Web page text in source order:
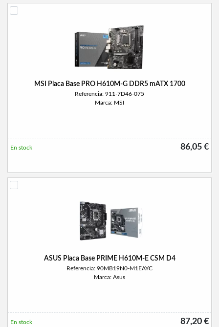
MSI Placa Base PRO H610M-G DDR5 mATX 1700
Referencia: 911-7D46-075
Marca: MSI
86,05 €
En stock
ASUS Placa Base PRIME H610M-E CSM D4
Referencia: 90MB19N0-M1EAYC
Marca: Asus
87,20 €
En stock